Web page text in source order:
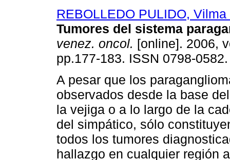
REBOLLEDO PULIDO, Vilma
Tumores del sistema
venez. oncol. [online]. 2006,
pp.177-183. ISSN 0798-0582.
A pesar que los
observados desde la base
la vejiga o a lo largo de la
del simpático, sólo
todos los tumores
hallazgo en cualquier región